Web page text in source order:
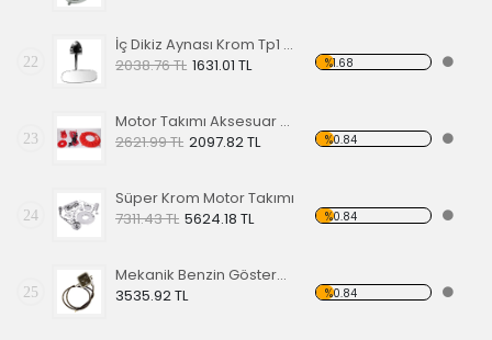
22
İç Dikiz Aynası Krom Tp1 58-64
2038.76 TL 1631.01 TL %1.68
23
Motor Takımı Aksesuar Kiti Kırmızı
2621.99 TL 2097.82 TL %0.84
24
Süper Krom Motor Takımı
7311.43 TL 5624.18 TL %0.84
25
Mekanik Benzin Göstergesi 1962-1967 Model OE 113919029
3535.92 TL
%0.84